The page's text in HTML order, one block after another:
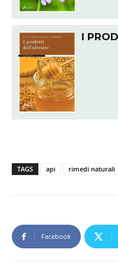
I
TAGS api rimedi naturali
Facebook